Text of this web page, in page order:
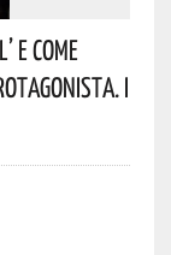
Come
I